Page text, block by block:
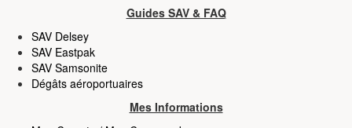
Guides SAV & FAQ
SAV Delsey
SAV Eastpak
SAV Samsonite
Dégâts aéroportuaires
Mes Informations